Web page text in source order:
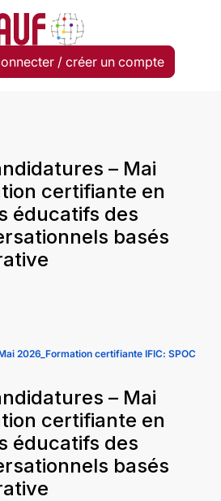
/ créer un compte
– Mai
certifiante en
éducatifs des
basés
2026_Formation certifiante IFIC: SPOC
– Mai
certifiante en
éducatifs des
basés